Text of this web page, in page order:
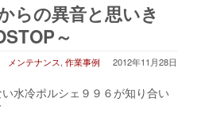
らの異音と思いき
～
2012年11月28日
メンテナンス, 作業事例
水冷ポルシェ９９６が知り合い